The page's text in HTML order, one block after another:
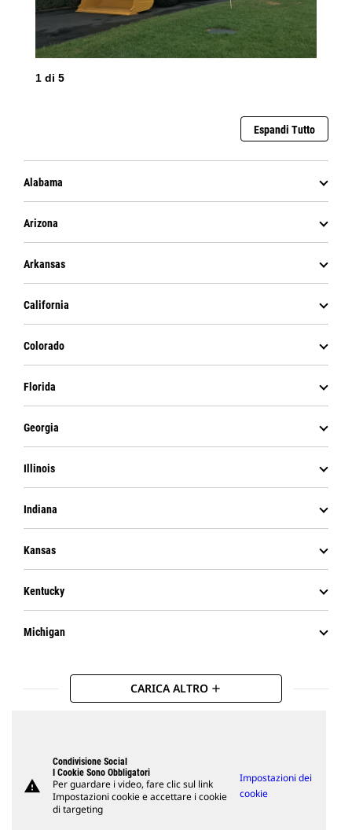
1 di 5
Espandi Tutto
Alabama
Arizona
Arkansas
California
Colorado
Florida
Georgia
Illinois
Indiana
Kansas
Kentucky
Michigan
CARICA ALTRO add
warning
Condivisione Social
I Cookie Sono Obbligatori
Per guardare i video, fare clic sul link
Impostazioni cookie e accettare i cookie
di targeting
Impostazioni dei
cookie